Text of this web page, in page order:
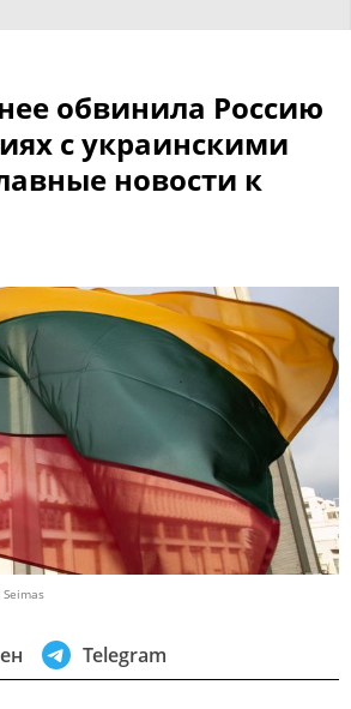
обвинила Россию
с украинскими
новости к
Telegram